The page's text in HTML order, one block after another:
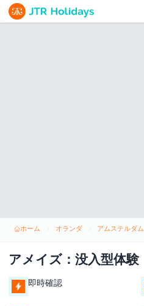
ホーム オランダ アムステルダム
アメイズ：没入型体験
即時確認